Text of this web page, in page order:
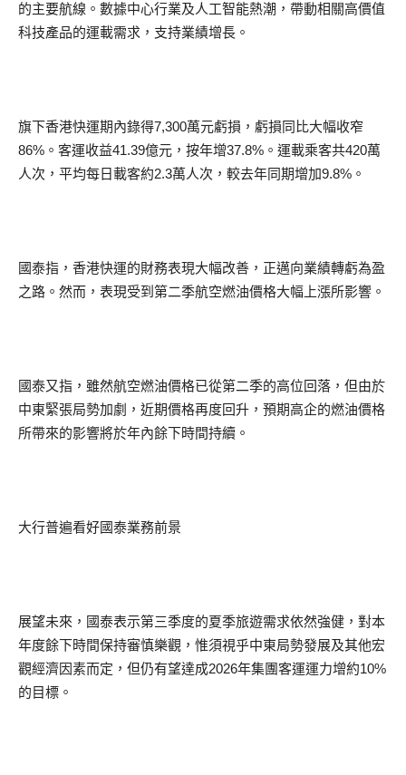
的主要航線。數據中心行業及人工智能熱潮，帶動相關高價值
科技產品的運載需求，支持業績增長。
旗下香港快運期內錄得7,300萬元虧損，虧損同比大幅收窄
86%。客運收益41.39億元，按年增37.8%。運載乘客共420萬
人次，平均每日載客約2.3萬人次，較去年同期增加9.8%。
國泰指，香港快運的財務表現大幅改善，正邁向業績轉虧為盈
之路。然而，表現受到第二季航空燃油價格大幅上漲所影響。
國泰又指，雖然航空燃油價格已從第二季的高位回落，但由於
中東緊張局勢加劇，近期價格再度回升，預期高企的燃油價格
所帶來的影響將於年內餘下時間持續。
大行普遍看好國泰業務前景
展望未來，國泰表示第三季度的夏季旅遊需求依然強健，對本
年度餘下時間保持審慎樂觀，惟須視乎中東局勢發展及其他宏
觀經濟因素而定，但仍有望達成2026年集團客運運力增約10%
的目標。